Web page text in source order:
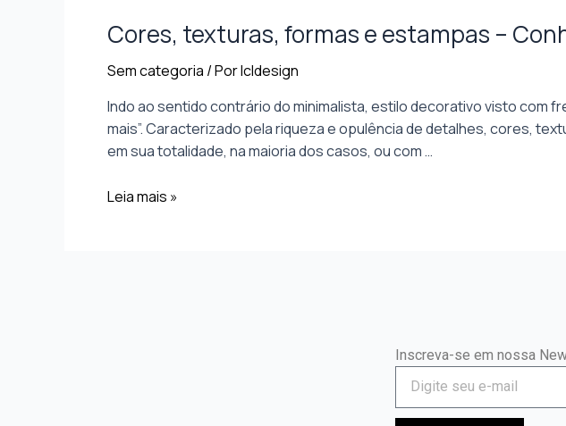
Cores, texturas, formas e estampas –
Sem categoria / Porlcldesign
Indo ao sentido contrário do minimalista, estilo decorativo visto com
mais”. Caracterizado pela riqueza e opulência de detalhes, cores,
em sua totalidade, na maioria dos casos, ou com …
Leia mais »
Inscreva-se em nossa